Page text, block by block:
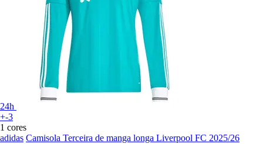
24h
+-3
1 cores
adidas Camisola Terceira de manga longa Liverpool FC 2025/26